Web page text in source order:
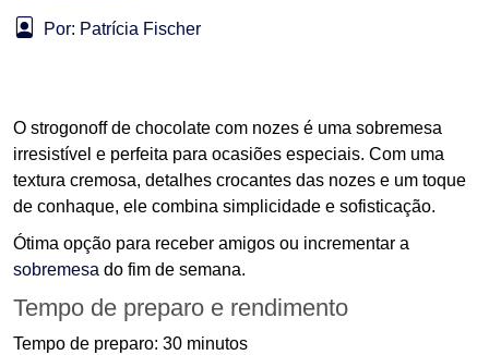
Por: Patrícia Fischer
O strogonoff de chocolate com nozes é uma sobremesa
irresistível e perfeita para ocasiões especiais. Com uma
textura cremosa, detalhes crocantes das nozes e um toque
de conhaque, ele combina simplicidade e sofisticação.
Ótima opção para receber amigos ou incrementar a
sobremesa do fim de semana.
Tempo de preparo e rendimento
Tempo de preparo: 30 minutos